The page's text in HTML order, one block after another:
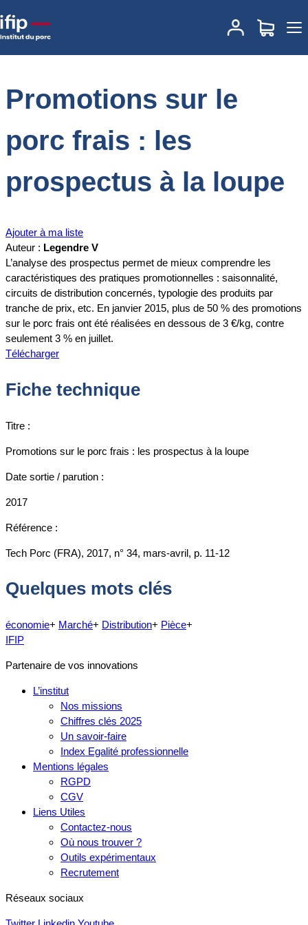
Accueil
Promotions sur le porc frais : les
prospectus à la loupe
Promotions sur le
porc frais : les
prospectus à la loupe
Ajouter à ma liste
Auteur : Legendre V
L’analyse des prospectus permet de mieux comprendre les
caractéristiques des pratiques promotionnelles : saisonnalité,
circuits de distribution concernés, typologie des produits par
tranche de prix, etc. En janvier 2015, plus de 50 % des promotions
sur le porc frais ont été réalisées en dessous de 3 €/kg, contre
seulement 3 % en juillet.
Télécharger
Fiche technique
Titre :
Promotions sur le porc frais : les prospectus à la loupe
Date sortie / parution :
2017
Référence :
Tech Porc (FRA), 2017, n° 34, mars-avril, p. 11-12
Quelques mots clés
économie+ Marché+ Distribution+ Pièce+
IFIP
Partenaire de vos innovations
L’institut
Nos missions
Chiffres clés 2025
Un savoir-faire
Index Egalité professionnelle
Mentions légales
RGPD
CGV
Liens Utiles
Contactez-nous
Où nous trouver ?
Outils expérimentaux
Recrutement
Réseaux sociaux